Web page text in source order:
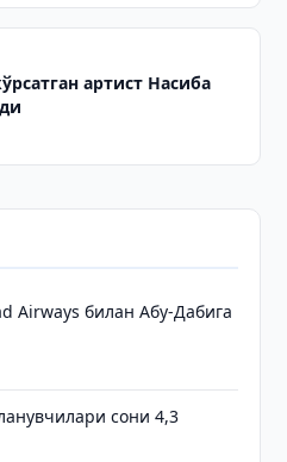
артист Насиба
Airways билан Абу-Дабига
сони 4,3